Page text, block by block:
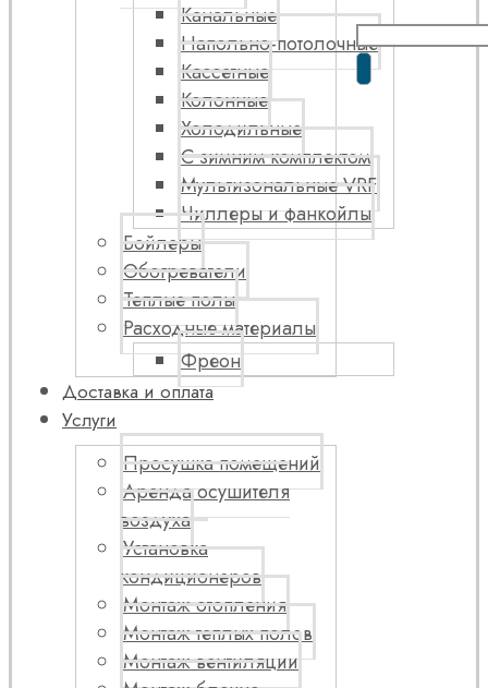
Канальные
Напольно-потолочные
Кассетные
Колонные
Холодильные
С зимним комплектом
Мультизональные VRF
Чиллеры и фанкойлы
Бойлеры
Обогреватели
Теплые полы
Расходные материалы
Фреон
Доставка и оплата
Услуги
Просушка помещений
Аренда осушителя
воздуха
Установка
кондиционеров
Монтаж отопления
Монтаж теплых полов
Монтаж вентиляции